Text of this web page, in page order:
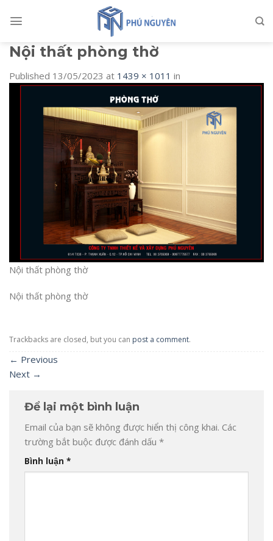
Nội thất phòng thờ
Published 13/05/2023 at 1439 × 1011 in
Nội thất phòng thờ
Nội thất phòng thờ
Trackbacks are closed, but you can post a comment.
← Previous
Next →
Để lại một bình luận
Email của bạn sẽ không được hiển thị công khai. Các
trường bắt buộc được đánh dấu *
Bình luận *